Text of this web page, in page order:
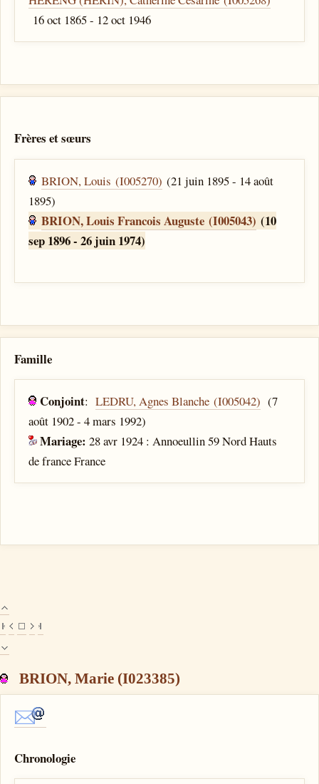
16 oct 1865 - 12 oct 1946
Frères et sœurs
BRION, Louis (I005270) (21 juin 1895 - 14 août
1895)
BRION, Louis Francois Auguste (I005043) (10
sep 1896 - 26 juin 1974)
Famille
Conjoint:LEDRU, Agnes Blanche (I005042) (7
août 1902 - 4 mars 1992)
Mariage:28 avr 1924 : Annoeullin 59 Nord Hauts
de france France
BRION, Marie (I023385)
Chronologie